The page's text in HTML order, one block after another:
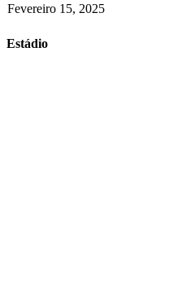
Fevereiro 15, 2025
Estádio